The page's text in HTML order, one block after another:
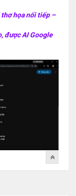
thơ họa nối tiếp –
được AI Google